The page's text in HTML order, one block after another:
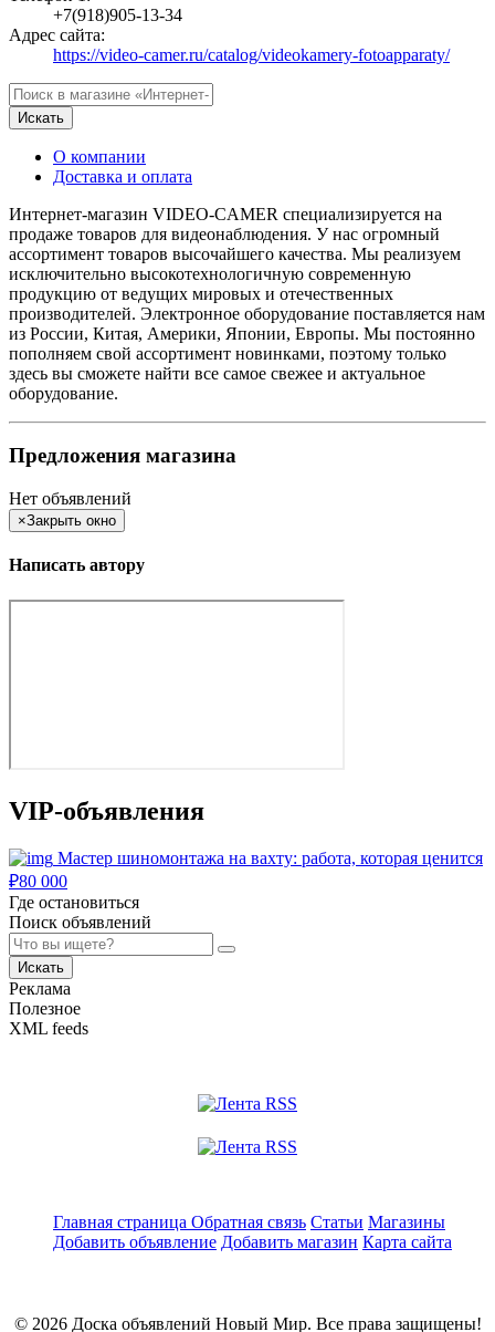
+7(918)905-13-34
Адрес сайта:
https://video-camer.ru/catalog/videokamery-fotoapparaty/
Искать
О компании
Доставка и оплата
Интернет-магазин VIDEO-CAMER специализируется на
продаже товаров для видеонаблюдения. У нас огромный
ассортимент товаров высочайшего качества. Мы реализуем
исключительно высокотехнологичную современную
продукцию от ведущих мировых и отечественных
производителей. Электронное оборудование поставляется нам
из России, Китая, Америки, Японии, Европы. Мы постоянно
пополняем свой ассортимент новинками, поэтому только
здесь вы сможете найти все самое свежее и актуальное
оборудование.
Предложения магазина
Нет объявлений
×Закрыть окно
Написать автору
VIP-объявления
Мастер шиномонтажа на вахту: работа, которая ценится
₽80 000
Где остановиться
Поиск объявлений
Искать
Реклама
Полезное
XML feeds
Главная страница Обратная связь Статьи Магазины
Добавить объявление Добавить магазин Карта сайта
© 2026 Доска объявлений Новый Мир. Все права защищены!